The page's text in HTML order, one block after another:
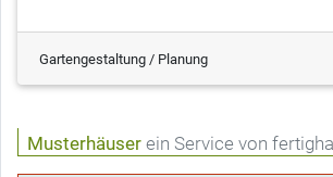
Gartengestaltung / Planung
Musterhäuser ein Service von